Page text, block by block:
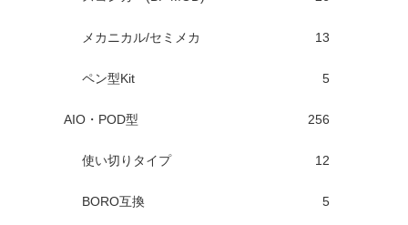
メカニカル/セミメカ 13
ペン型Kit 5
AIO・POD型 256
使い切りタイプ 12
BORO互換 5